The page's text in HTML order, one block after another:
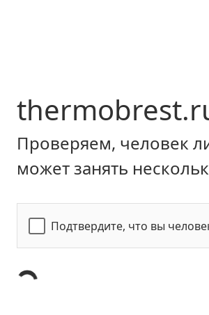
Проверяем, человек
может занять
Подтвердите, что вы